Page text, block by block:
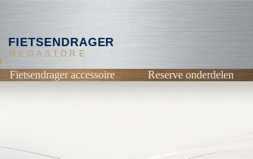
FIETSENDRAGER
MEGASTORE
Fietsendrager accessoire Reserve onderdelen